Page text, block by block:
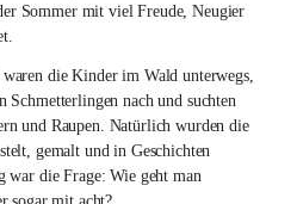
Sommer mit viel Freude, Neugier
die Kinder im Wald unterwegs,
Schmetterlingen nach und suchten
und Raupen. Natürlich wurden die
gemalt und in Geschichten
war die Frage: Wie geht man